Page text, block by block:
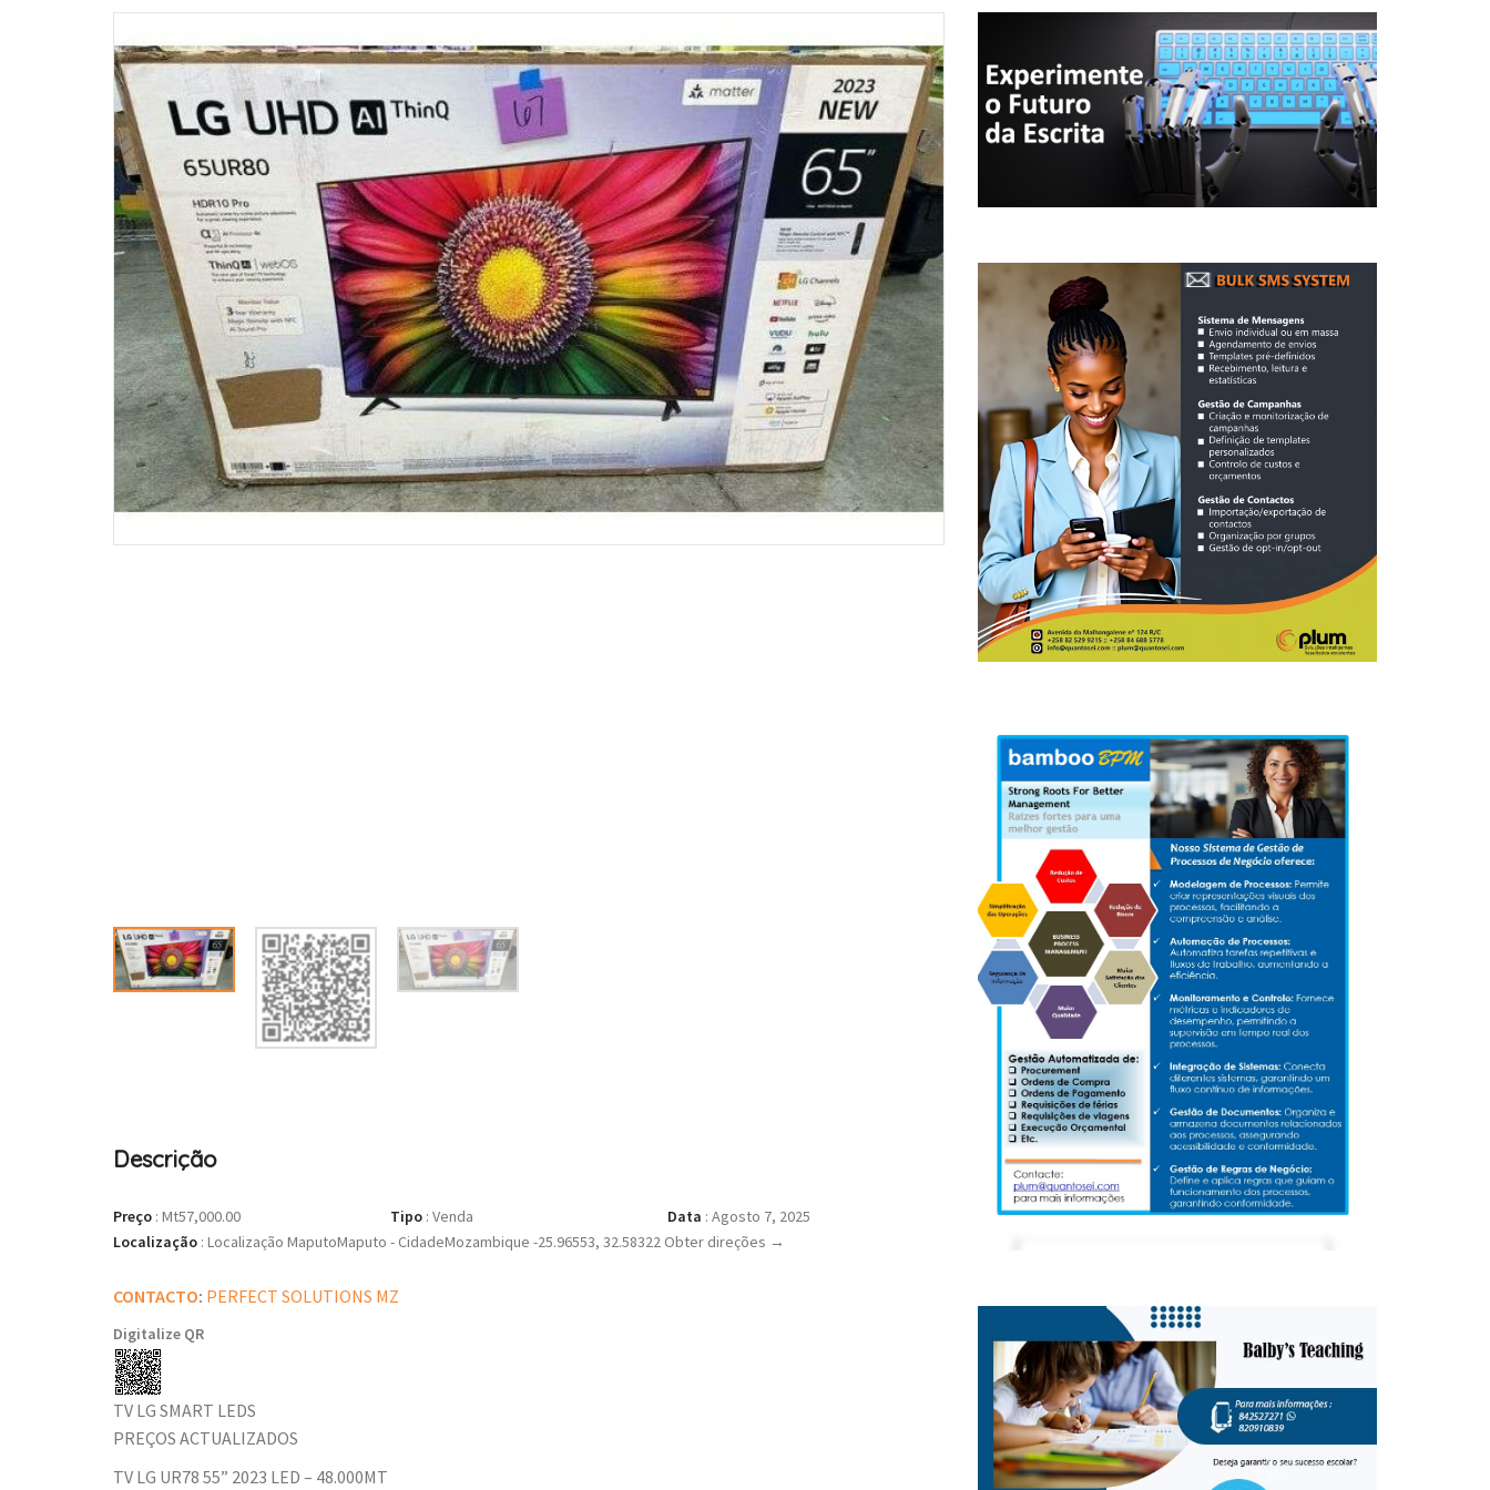
Descrição
Preço : Mt57,000.00 Tipo : Venda Data : Agosto 7, 2025
Localização : Localização MaputoMaputo - CidadeMozambique -25.96553, 32.58322 Obter direções →
CONTACTO: PERFECT SOLUTIONS MZ
Digitalize QR
TV LG SMART LEDS
PREÇOS ACTUALIZADOS
TV LG UR78 55” 2023 LED – 48.000MT